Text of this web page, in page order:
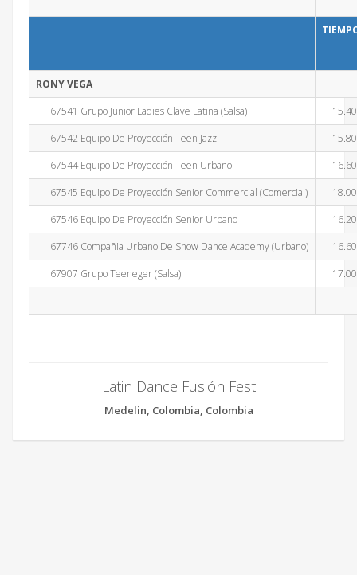
RONY VEGA
67541 Grupo Junior Ladies Clave Latina (Salsa)
67542 Equipo De Proyección Teen Jazz
67544 Equipo De Proyección Teen Urbano
67545 Equipo De Proyección Senior Commercial (Comercial)
67546 Equipo De Proyección Senior Urbano
67746 Compañia Urbano De Show Dance Academy (Urbano)
67907 Grupo Teeneger (Salsa)
Latin Dance Fusión Fest
Medelin, Colombia, Colombia